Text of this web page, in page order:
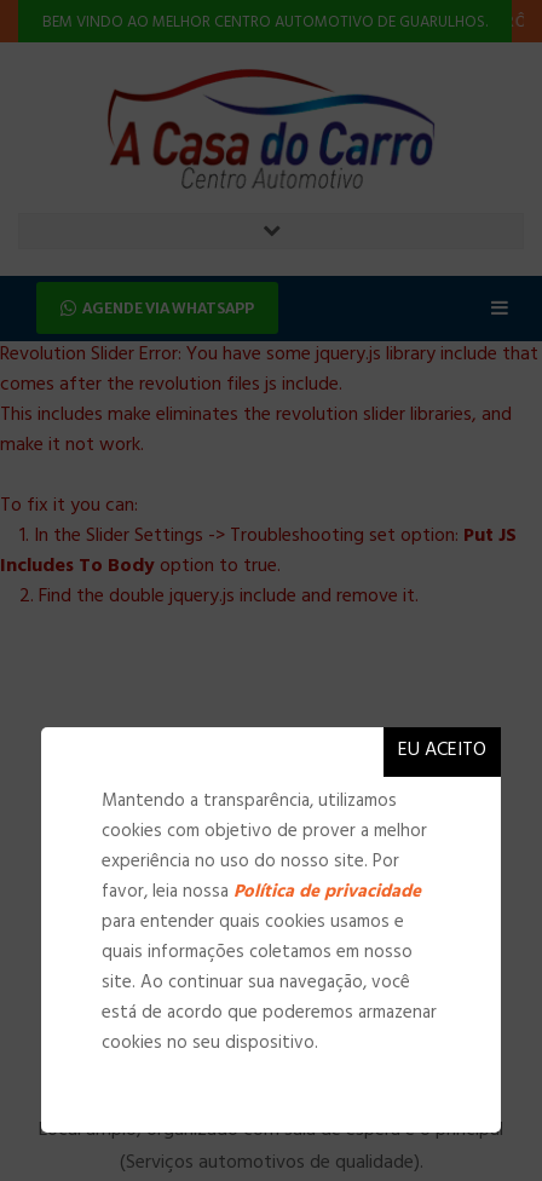
BEM VINDO AO MELHOR CENTRO AUTOMOTIVO DE GUARULHOS.
ALINHAMENTO E BALANCEAMENTO INJEÇÃO ELETRÔNICA
AGENDE VIA WHATSAPP
Revolution Slider Error: You have some jquery.js library include that
comes after the revolution files js include.
This includes make eliminates the revolution slider libraries, and
make it not work.
To fix it you can:
1. In the Slider Settings -> Troubleshooting set option: Put JS
Includes To Bodyoption to true.
2. Find the double jquery.js include and remove it.
NOSSAS INSTALAÇÕES
Local amplo, organizado com sala de espera e o principal
(Serviços automotivos de qualidade).
Mantendo a transparência, utilizamos
cookies com objetivo de prover a melhor
experiência no uso do nosso site. Por
favor, leia nossa Política de privacidade
para entender quais cookies usamos e
quais informações coletamos em nosso
site. Ao continuar sua navegação, você
está de acordo que poderemos armazenar
cookies no seu dispositivo.